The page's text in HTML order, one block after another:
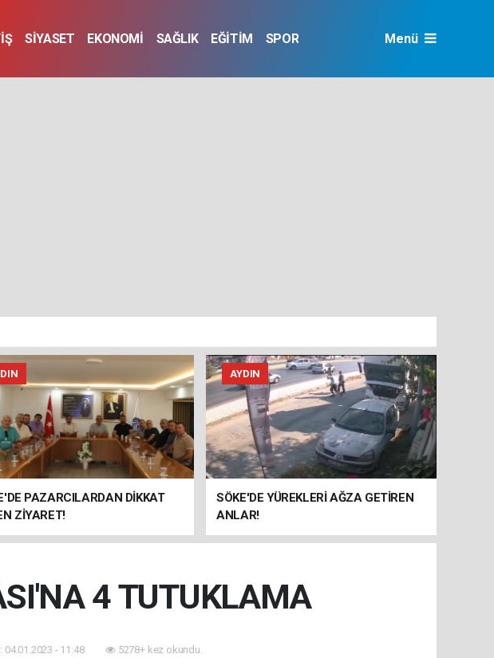
SİYASET EKONOMİ SAĞLIK EĞİTİM SPOR Menü
PAZARCILARDAN DİKKAT
ZİYARET!
AYDIN
SÖKE'DE YÜREKLERİ AĞZA GETİREN
ANLAR!
4 TUTUKLAMA
04.01.2023 - 11:48 5278+ kez okundu.